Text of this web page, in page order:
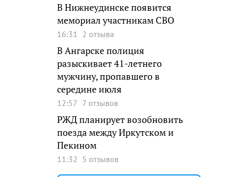
В Нижнеудинске появится
мемориал участникам СВО
16:31 2 отзыва
В Ангарске полиция
разыскивает 41-летнего
мужчину, пропавшего в
середине июля
12:57 7 отзывов
РЖД планирует возобновить
поезда между Иркутском и
Пекином
11:32 5 отзывов